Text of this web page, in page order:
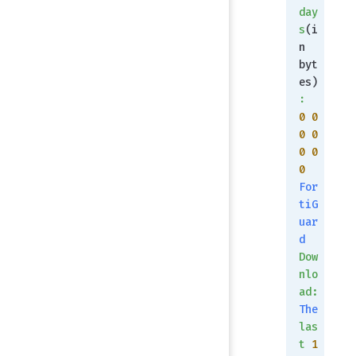
day
s(i
n
byt
es)
:
0 0
0 0
0 0
0
For
tiG
uar
d
Dow
nlo
ad:
The
las
t 1